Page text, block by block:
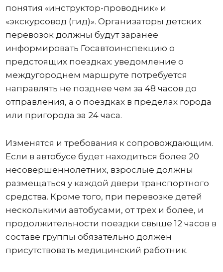
понятия «инструктор-проводник» и
«экскурсовод (гид)». Организаторы детских
перевозок должны будут заранее
информировать Госавтоинспекцию о
предстоящих поездках: уведомление о
междугороднем маршруте потребуется
направлять не позднее чем за 48 часов до
отправления, а о поездках в пределах города
или пригорода за 24 часа.
Изменятся и требования к сопровождающим.
Если в автобусе будет находиться более 20
несовершеннолетних, взрослые должны
размещаться у каждой двери транспортного
средства. Кроме того, при перевозке детей
несколькими автобусами, от трех и более, и
продолжительности поездки свыше 12 часов в
составе группы обязательно должен
присутствовать медицинский работник.